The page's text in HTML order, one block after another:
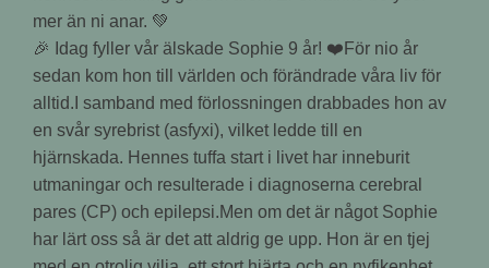
🎉 Idag fyller vår älskade Sophie 9 år! ❤️För nio år
sedan kom hon till världen och förändrade våra liv för
alltid.I samband med förlossningen drabbades hon av
en svår syrebrist (asfyxi), vilket ledde till en
hjärnskada. Hennes tuffa start i livet har inneburit
utmaningar och resulterade i diagnoserna cerebral
pares (CP) och epilepsi.Men om det är något Sophie
har lärt oss så är det att aldrig ge upp. Hon är en tjej